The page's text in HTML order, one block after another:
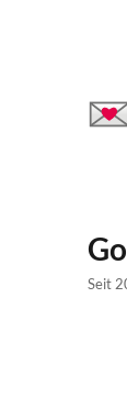
Seit